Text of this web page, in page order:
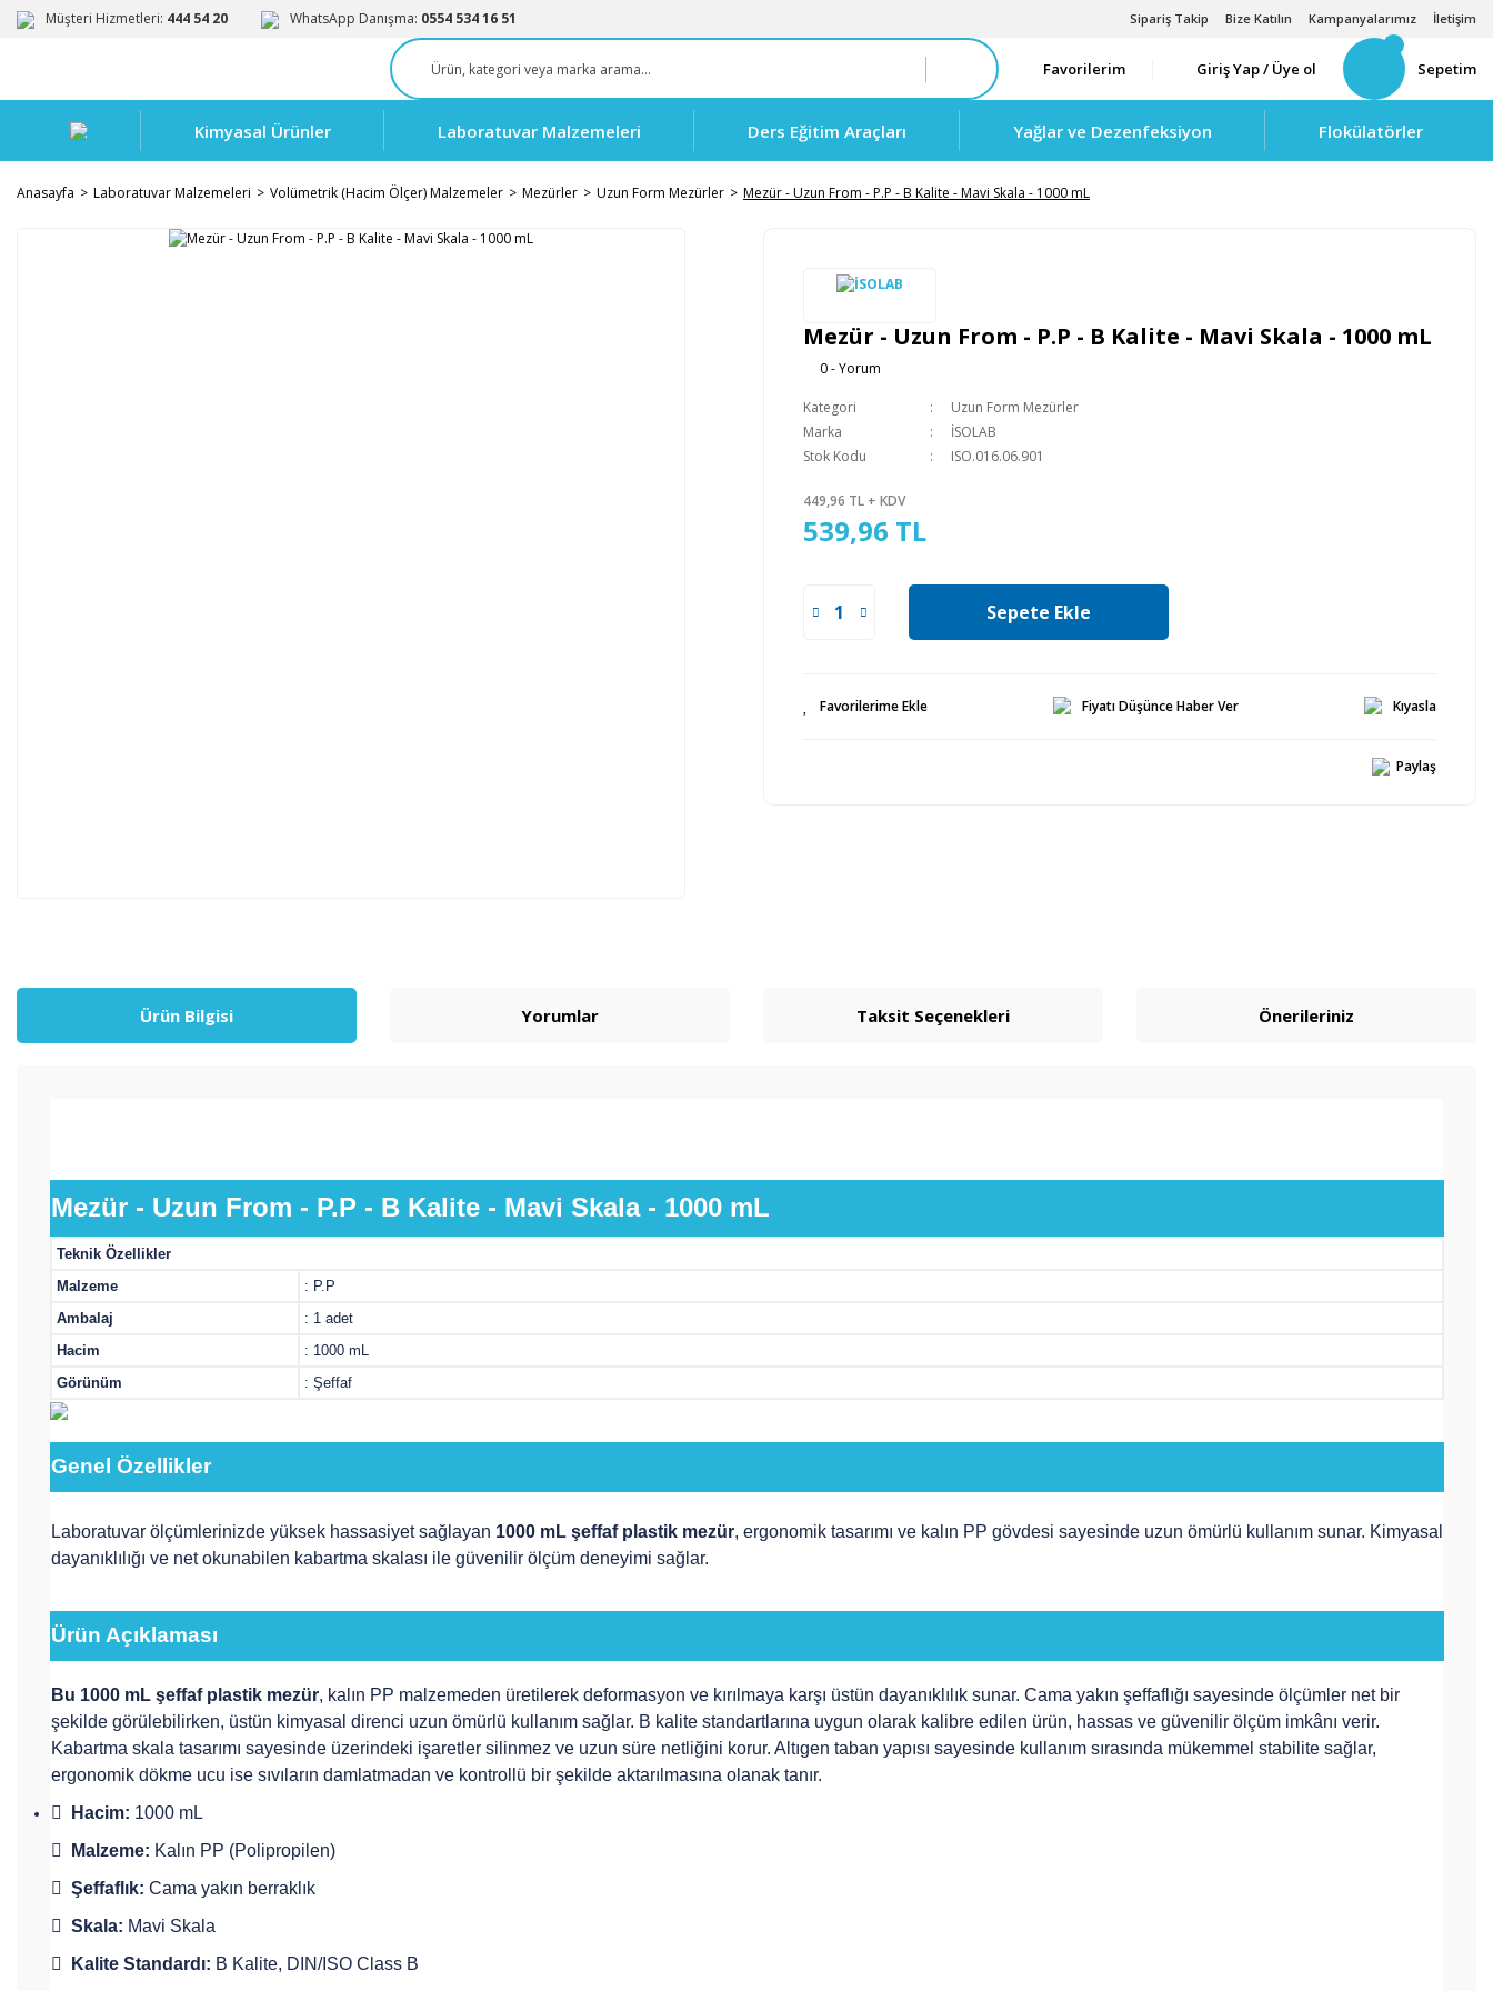
Müşteri Hizmetleri: 444 54 20 WhatsApp Danışma: 0554 534 16 51 Sipariş Takip Bize Katılın Kampanyalarımız İletişim
Favorilerim Giriş Yap / Üye ol Sepetim
Kimyasal Ürünler Laboratuvar Malzemeleri Ders Eğitim Araçları Yağlar ve Dezenfeksiyon Flokülatörler
Anasayfa Laboratuvar Malzemeleri Volümetrik (Hacim Ölçer) Malzemeler Mezürler Uzun Form Mezürler Mezür - Uzun From - P.P - B Kalite - Mavi Skala - 1000 mL
Mezür - Uzun From - P.P - B Kalite - Mavi Skala - 1000 mL
0 - Yorum
Kategori
Uzun Form Mezürler
Marka
İSOLAB
Stok Kodu
ISO.016.06.901
449,96 TL + KDV
539,96 TL
Sepete Ekle
Fiyatı Düşünce Haber Ver Kıyasla
Paylaş
Ürün Bilgisi Yorumlar Taksit Seçenekleri Önerileriniz
Mezür - Uzun From - P.P - B Kalite - Mavi Skala - 1000 mL
Teknik Özellikler
Malzeme
: P.P
Ambalaj
: 1 adet
Hacim
: 1000 mL
Görünüm
: Şeffaf
Genel Özellikler
Laboratuvar ölçümlerinizde yüksek hassasiyet sağlayan 1000 mL şeffaf plastik mezür, ergonomik tasarımı ve kalın PP gövdesi sayesinde uzun ömürlü kullanım sunar. Kimyasal
dayanıklılığı ve net okunabilen kabartma skalası ile güvenilir ölçüm deneyimi sağlar.
Ürün Açıklaması
Bu 1000 mL şeffaf plastik mezür, kalın PP malzemeden üretilerek deformasyon ve kırılmaya karşı üstün dayanıklılık sunar. Cama yakın şeffaflığı sayesinde ölçümler net bir
şekilde görülebilirken, üstün kimyasal direnci uzun ömürlü kullanım sağlar. B kalite standartlarına uygun olarak kalibre edilen ürün, hassas ve güvenilir ölçüm imkânı verir.
Kabartma skala tasarımı sayesinde üzerindeki işaretler silinmez ve uzun süre netliğini korur. Altıgen taban yapısı sayesinde kullanım sırasında mükemmel stabilite sağlar,
ergonomik dökme ucu ise sıvıların damlatmadan ve kontrollü bir şekilde aktarılmasına olanak tanır.

Hacim: 1000 mL

Malzeme: Kalın PP (Polipropilen)
 Şeffaflık: Cama yakın berraklık
 Skala: Mavi Skala

Kalite Standardı: B Kalite, DIN/ISO Class B